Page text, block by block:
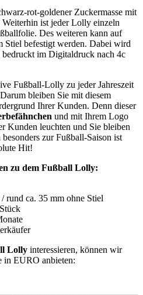
rot-goldener Zuckermasse mit
ist jeder Lolly einzeln
Des weiteren kann auf
Stiel befestigt werden. Dabei wird
im Digitaldruck nach 4c
Fußball-Lolly zu jeder Jahreszeit
bleiben Sie mit diesem
Ihrer Kunden. Denn dieser
und mit Ihrem Logo
Kunden leuchten und Sie bleiben
zur Fußball-Saison ist
Hit!
zu dem Fußball Lolly:
rund ca. 35 mm ohne Stiel
Lolly interessieren, können wir
in EURO anbieten: